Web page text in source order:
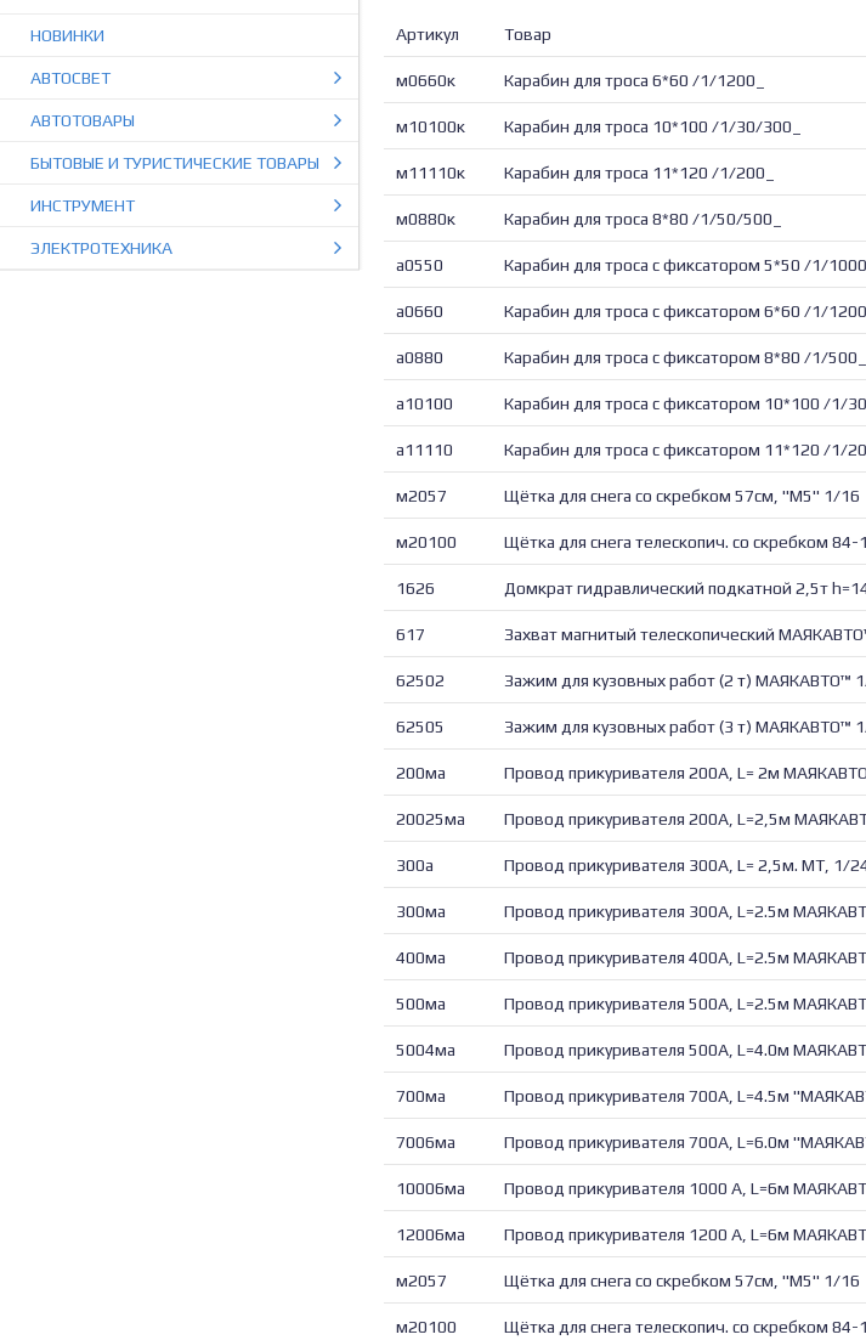
НОВИНКИ
АВТОСВЕТ
АВТОТОВАРЫ
БЫТОВЫЕ И ТУРИСТИЧЕСКИЕ ТОВАРЫ
ИНСТРУМЕНТ
ЭЛЕКТРОТЕХНИКА
Артикул Товар
м0660к Карабин для троса 6*60 /1/1200_
м10100к Карабин для троса 10*100 /1/30/300_
м11110к Карабин для троса 11*120 /1/200_
м0880к Карабин для троса 8*80 /1/50/500_
а0550 Карабин для троса с фиксатором 5*50 /1/1000_
а0660 Карабин для троса с фиксатором 6*60 /1/1200_
а0880 Карабин для троса с фиксатором 8*80 /1/500_
а10100 Карабин для троса с фиксатором 10*100 /1/
а11110 Карабин для троса с фиксатором 11*120 /1/
м2057 Щётка для снега со скребком 57см, "М5" 1/16
м20100 Щётка для снега телескопич. со скребком
1626 Домкрат гидравлический подкатной 2,5т
617 Захват магнитый телескопический
62502 Зажим для кузовных работ (2 т) МАЯКАВТО™ 1/
62505 Зажим для кузовных работ (3 т) МАЯКАВТО™
200ма Провод прикуривателя 200А, L= 2м
20025ма Провод прикуривателя 200А, L=2,5м
300а Провод прикуривателя 300А, L= 2,5м. МТ, 1/
300ма Провод прикуривателя 300А, L=2.5м
400ма Провод прикуривателя 400А, L=2.5м
500ма Провод прикуривателя 500А, L=2.5м
5004ма Провод прикуривателя 500А, L=4.0м
700ма Провод прикуривателя 700А, L=4.5м
7006ма Провод прикуривателя 700А, L=6.0м
10006ма Провод прикуривателя 1000 А, L=6м
12006ма Провод прикуривателя 1200 А, L=6м
м2057 Щётка для снега со скребком 57см, "М5" 1/16
м20100 Щётка для снега телескопич. со скребком